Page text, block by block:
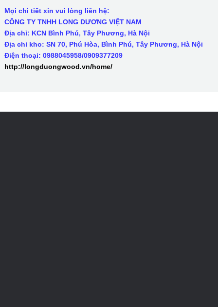
Mọi chi tiết xin vui lòng liên hệ:
CÔNG TY TNHH LONG DƯƠNG VIỆT NAM
Địa chỉ: KCN Bình Phú, Tây Phương, Hà Nội
Địa chỉ kho: SN 70, Phú Hòa, Bình Phú, Tây Phương, Hà Nội
Điện thoại: 0988045958/0909377209
http://longduongwood.vn/home/